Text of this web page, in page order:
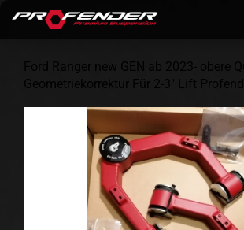
Ford Ranger new GEN ab 2023- obere
Geometriekorrektur Für 2-3" Lift